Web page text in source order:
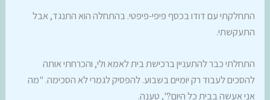
התחלקתי עם דודו בכסף פיפי-פיפטי. בהתחלה הוא התנגד, אבל
התעקשתי.
התחלתי כבר להתעניין ברכישת בית לאמא ולי, והכרחתי אותה
להסכים לעבוד רק יומיים בשבוע. להפסיק לגמרי לא הסכימה. "מה
אני אעשה בבית כל היום?", טענה.